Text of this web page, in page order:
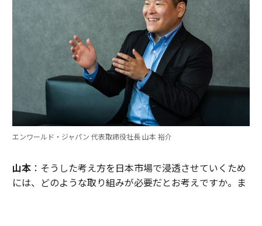
エンワールド・ジャパン 代表取締役社長 山本 裕介
山本：そうした考え方を日本市場で浸透させていくため
には、どのような取り組みが必要だとお考えですか。ま